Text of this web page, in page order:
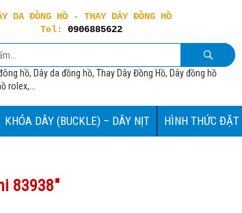
DA ĐỒNG HỒ - THAY DÂY ĐỒNG HỒ
Tel: 0906885622
hồ, Dây da đồng hồ, Thay Dây Đồng Hồ, Dây đồng hồ
rolex,...
KHÓA DÂY (BUCKLE) – DÂY NỊT HÌNH THỨC
83938"